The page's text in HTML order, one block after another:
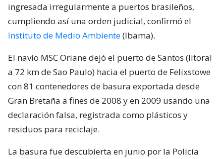
ingresada irregularmente a puertos brasileños,
cumpliendo así una orden judicial, confirmó el
Instituto de Medio Ambiente(Ibama).
El navío MSC Oriane dejó el puerto de Santos (litoral
a 72 km de Sao Paulo) hacia el puerto de Felixstowe
con 81 contenedores de basura exportada desde
Gran Bretaña a fines de 2008 y en 2009 usando una
declaración falsa, registrada como plásticos y
residuos para reciclaje.
La basura fue descubierta en junio por la Policía